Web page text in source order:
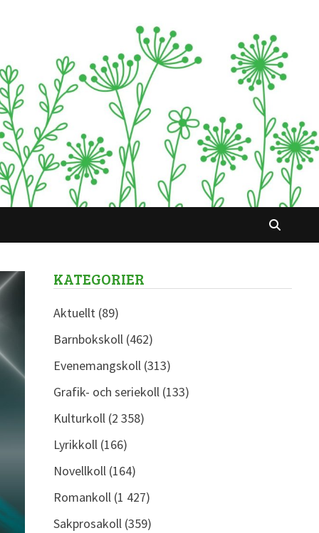
KATEGORIER
Aktuellt(89)
Barnbokskoll(462)
Evenemangskoll(313)
Grafik- och seriekoll(133)
Kulturkoll(2 358)
Lyrikkoll(166)
Novellkoll(164)
Romankoll(1 427)
Sakprosakoll(359)